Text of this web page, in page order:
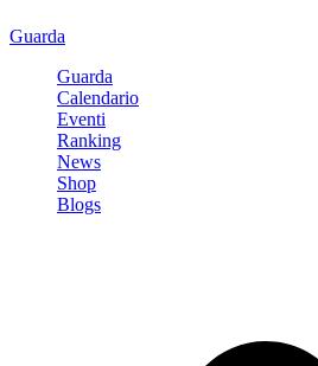
Guarda
Guarda
Calendario
Eventi
Ranking
News
Shop
Blogs